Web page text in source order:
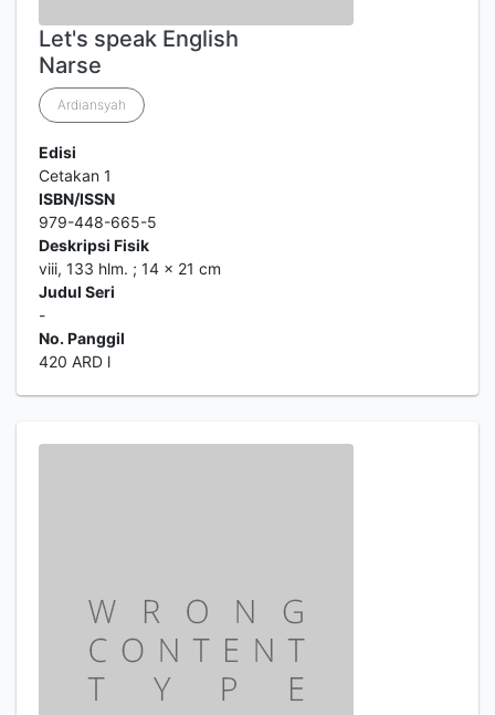
Let's speak English
Narse
Ardiansyah
Edisi
Cetakan 1
ISBN/ISSN
979-448-665-5
Deskripsi Fisik
viii, 133 hlm. ; 14 x 21 cm
Judul Seri
-
No. Panggil
420 ARD l